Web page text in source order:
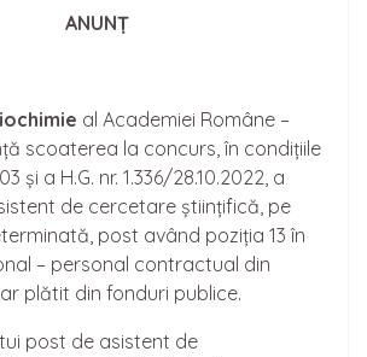
ANUNȚ
al Academiei Române –
scoaterea la concurs, în condițiile
și a H.G. nr. 1.336/28.10.2022, a
de cercetare științifică, pe
post având poziția 13 în
– personal contractual din
plătit din fonduri publice.
post de asistent de